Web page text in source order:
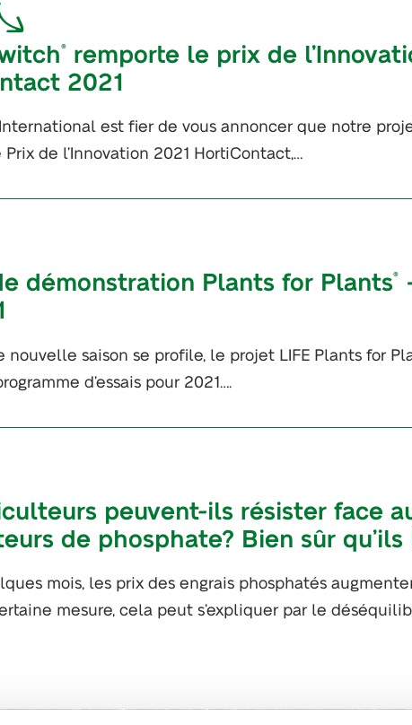
®
remporte le prix de
2021
est fier de vous annoncer que notre
de l’Innovation 2021 HortiContact,…
démonstration Plants for Plants®
nouvelle saison se profile, le projet LIFE Plants for
d’essais pour 2021….
peuvent-ils résister face
de phosphate? Bien sûr
mois, les prix des engrais phosphatés
mesure, cela peut s’expliquer par le